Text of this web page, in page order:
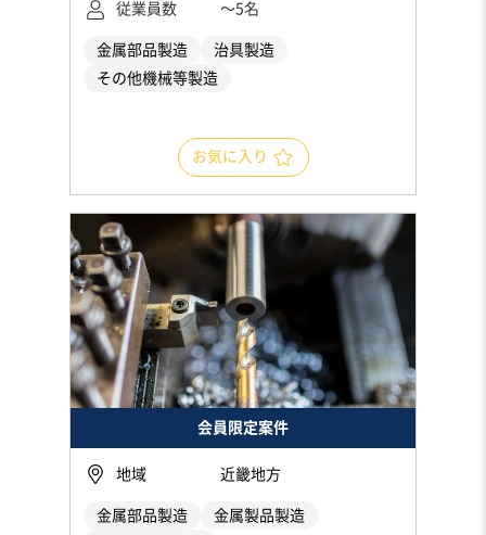
従業員数
〜5名
金属部品製造
治具製造
その他機械等製造
お気に入り
会員限定案件
地域 近畿地方
金属部品製造
金属製品製造